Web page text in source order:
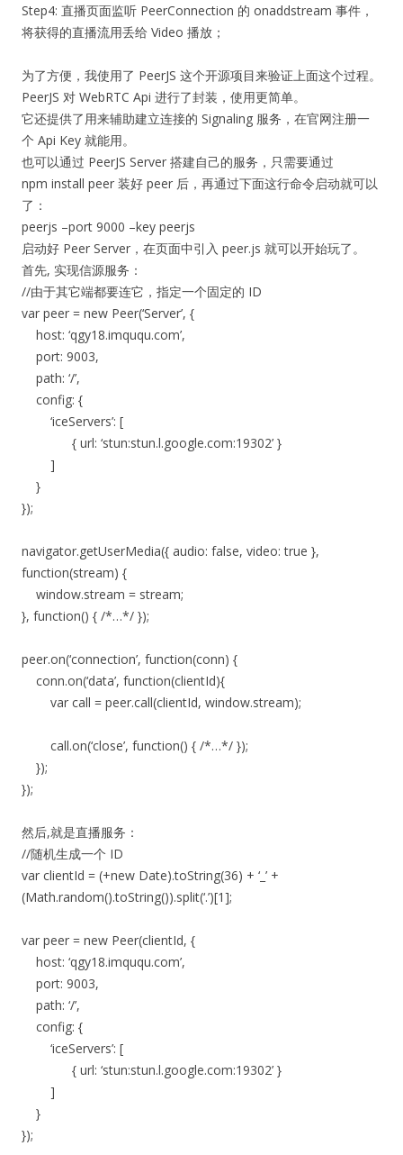
Step4: 直播页面监听 PeerConnection 的 onaddstream 事件，
将获得的直播流用丢给 Video 播放；
为了方便，我使用了 PeerJS 这个开源项目来验证上面这个过程。
PeerJS 对 WebRTC Api 进行了封装，使用更简单。
它还提供了用来辅助建立连接的 Signaling 服务，在官网注册一
个 Api Key 就能用。
也可以通过 PeerJS Server 搭建自己的服务，只需要通过
npm install peer 装好 peer 后，再通过下面这行命令启动就可以
了：
peerjs –port 9000 –key peerjs
启动好 Peer Server，在页面中引入 peer.js 就可以开始玩了。
首先, 实现信源服务：
//由于其它端都要连它，指定一个固定的 ID
var peer = new Peer(‘Server’, {
host: ‘qgy18.imququ.com’,
port: 9003,
path: ‘/’,
config: {
‘iceServers’: [
{ url: ‘stun:stun.l.google.com:19302’ }
]
}
});
navigator.getUserMedia({ audio: false, video: true },
function(stream) {
window.stream = stream;
}, function() { /*…*/ });
peer.on(‘connection’, function(conn) {
conn.on(‘data’, function(clientId){
var call = peer.call(clientId, window.stream);
call.on(‘close’, function() { /*…*/ });
});
});
然后,就是直播服务：
//随机生成一个 ID
var clientId = (+new Date).toString(36) + ‘_’ +
(Math.random().toString()).split(‘.’)[1];
var peer = new Peer(clientId, {
host: ‘qgy18.imququ.com’,
port: 9003,
path: ‘/’,
config: {
‘iceServers’: [
{ url: ‘stun:stun.l.google.com:19302’ }
]
}
});